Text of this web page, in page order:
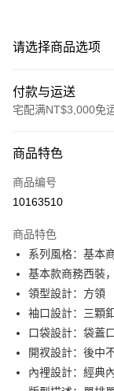
请选择商品选项
付款与运送
宅配满NT$3,000免
信用卡一次付款
信用卡分期付款
合作金库商业银行
华南商业银行
上海商业储蓄银行
国泰世华商业银行
台湾中小企业银行
汇丰（台湾）商业
联邦商业银行
元大商业银行
玉山商业银行
6期 0利率，每期
华南商业银行
上海商业储蓄银行
国泰世华商业银行
台湾中小企业银行
汇丰（台湾）商业
联邦商业银行
元大商业银行
LINE Pay
Apple Pay
街口支付
悠遊付
Google Pay
商品特色
商品编号
10163510
商品特色
系列風格：基本
基本款商務西裝
領型設計：方領
袖口設計：三顆釦
口袋設計：袋蓋
開衩設計：後中
內裡設計：經典